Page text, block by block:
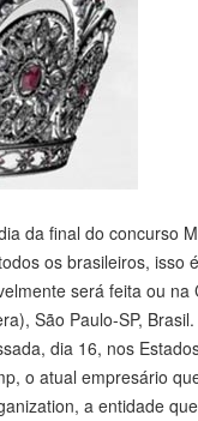
da final do concurso
os brasileiros,
será feita ou
São Paulo-SP, Brasil.
dia 16, nos
o atual empresário
a entidade